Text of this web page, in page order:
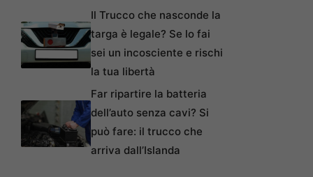
Il Trucco che nasconde la
targa è legale? Se lo fai
sei un incosciente e rischi
la tua libertà
Far ripartire la batteria
dell’auto senza cavi? Si
può fare: il trucco che
arriva dall’Islanda